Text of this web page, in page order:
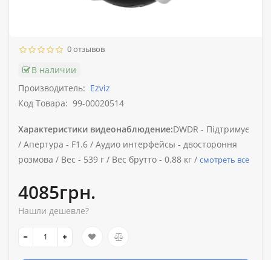
0 отзывов
В наличии
Производитель: Ezviz
Код Товара: 99-00020514
Характеристики видеонаблюдение:DWDR - Підтримує
/ Апертура - F1.6 / Аудио интерфейсы - двостороння
розмова / Вес - 539 г / Вес брутто - 0.88 кг / смотреть все
4085грн.
Нашли дешевле?